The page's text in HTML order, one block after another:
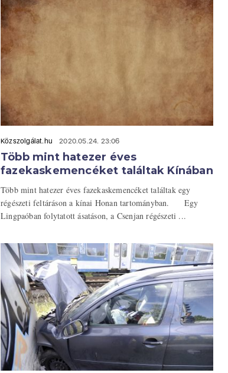
Közszolgálat.hu 2020.05.24. 23:06
Több mint hatezer éves
fazekaskemencéket találtak Kínában
Több mint hatezer éves fazekaskemencéket találtak egy
régészeti feltáráson a kínai Honan tartományban. Egy
Lingpaóban folytatott ásatáson, a Csenjan régészeti ...